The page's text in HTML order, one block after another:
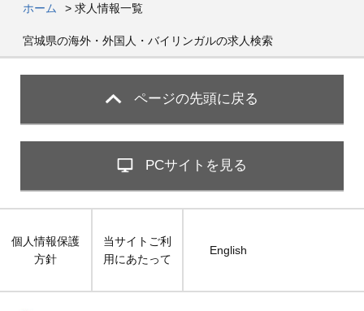
ホーム > 求人情報一覧
宮城県の海外・外国人・バイリンガルの求人検索
ページの先頭に戻る
PCサイトを見る
個人情報保護
方針
当サイトご利
用にあたって
English